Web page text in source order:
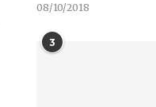
08/10/2018
3